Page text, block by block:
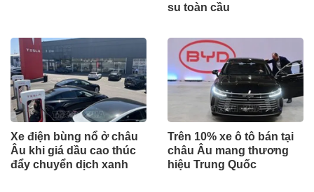
su toàn cầu
Xe điện bùng nổ ở châu
Âu khi giá dầu cao thúc
đẩy chuyển dịch xanh
Trên 10% xe ô tô bán tại
châu Âu mang thương
hiệu Trung Quốc